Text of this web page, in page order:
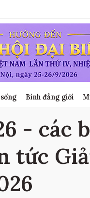
Bình đẳng giới
- các
tức